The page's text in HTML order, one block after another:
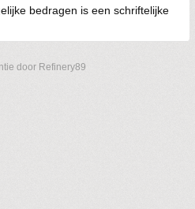
bedragen is een schriftelijke
door Refinery89